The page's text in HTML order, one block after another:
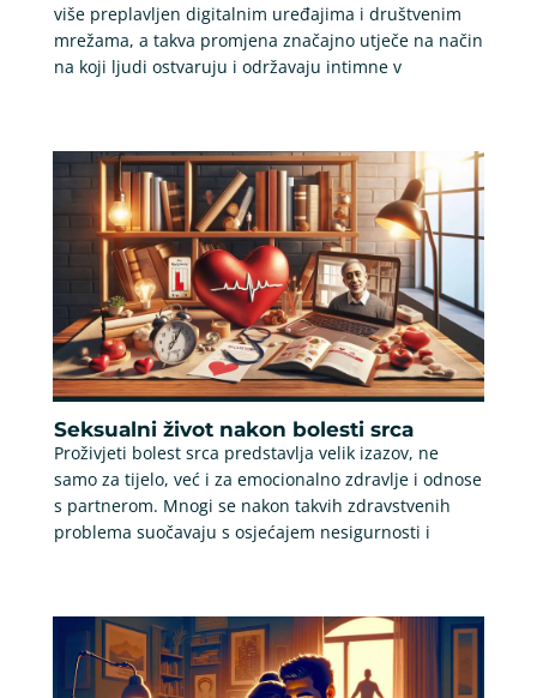
više preplavljen digitalnim uređajima i društvenim
mrežama, a takva promjena značajno utječe na način
na koji ljudi ostvaruju i održavaju intimne v
Seksualni život nakon bolesti srca
Proživjeti bolest srca predstavlja velik izazov, ne
samo za tijelo, već i za emocionalno zdravlje i odnose
s partnerom. Mnogi se nakon takvih zdravstvenih
problema suočavaju s osjećajem nesigurnosti i